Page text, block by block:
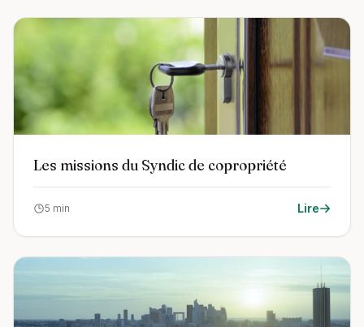
Les missions du Syndic de copropriété
5 min Lire